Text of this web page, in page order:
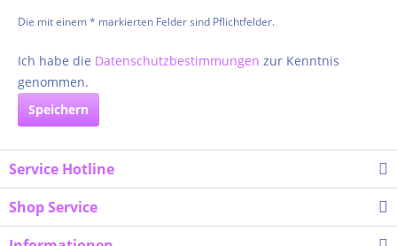
Die mit einem * markierten Felder sind Pflichtfelder.
Ich habe die Datenschutzbestimmungen zur Kenntnis
genommen.
Speichern
Service Hotline
Shop Service